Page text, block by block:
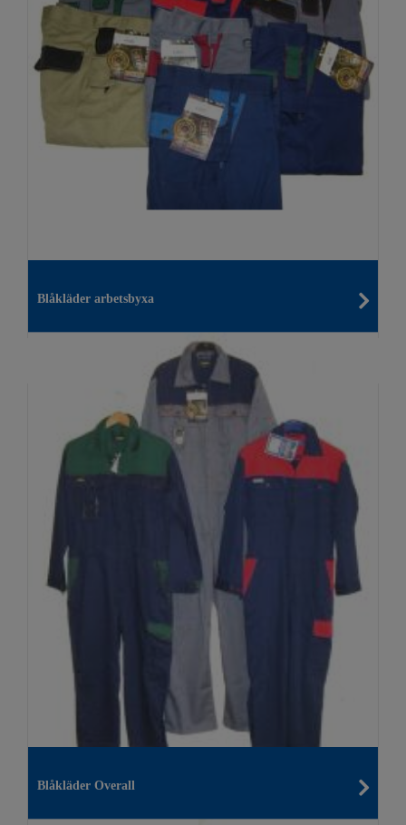
Blåkläder arbetsbyxa
Blåkläder Overall